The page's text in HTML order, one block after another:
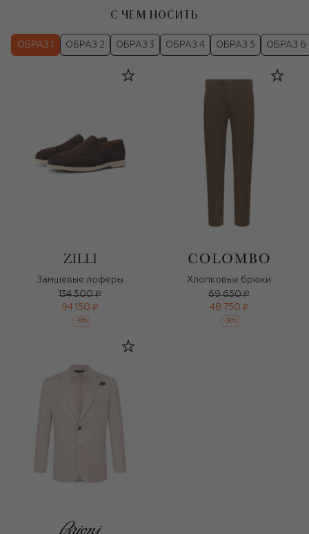
С ЧЕМ НОСИТЬ
ОБРАЗ 1 ОБРАЗ 2 ОБРАЗ 3 ОБРАЗ 4 ОБРАЗ 5 ОБРАЗ 6
Замшевые лоферы
134 500 ₽
94 150 ₽
-30%
Хлопковые брюки
69 650 ₽
48 750 ₽
-30%